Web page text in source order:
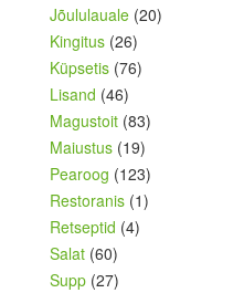
Jõululauale (20)
Kingitus (26)
Küpsetis (76)
Lisand (46)
Magustoit (83)
Maiustus (19)
Pearoog (123)
Restoranis (1)
Retseptid (4)
Salat (60)
Supp (27)